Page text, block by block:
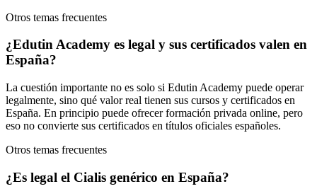
Otros temas frecuentes
¿Edutin Academy es legal y sus certificados valen en
España?
La cuestión importante no es solo si Edutin Academy puede operar
legalmente, sino qué valor real tienen sus cursos y certificados en
España. En principio puede ofrecer formación privada online, pero
eso no convierte sus certificados en títulos oficiales españoles.
Otros temas frecuentes
¿Es legal el Cialis genérico en España?